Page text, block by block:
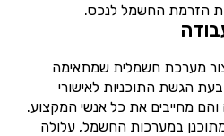
הזרמת החשמל לנכס.
מערכת חשמלית שמתאימה
הגשת התוכניות לאישורי
והם מחייבים את כל אנשי המקצוע.
במערכות החשמל, עלולה